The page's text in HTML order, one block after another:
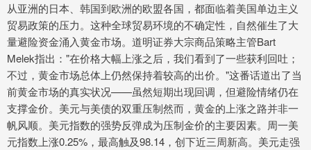
从亚洲的日本、韩国到欧洲的欧盟各国，都面临着美国单边主义
贸易政策的压力。这种全球贸易环境的不确定性，自然催生了大
量避险资金涌入黄金市场。道明证券大宗商品策略主管Bart
Melek指出："在价格大幅上涨之后，我们看到了一些获利回吐；
不过，黄金市场总体上仍然保持着较高的出价。"这番话道出了当
前黄金市场的真实状况——虽然短期出现回调，但避险情绪仍在
支撑金价。美元与美债的双重压制然而，黄金的上涨之路并非一
帆风顺。美元指数的强势反弹成为压制金价的主要因素。周一美
元指数上涨0.25%，最高触及98.14，创下近三周新高。美元走强